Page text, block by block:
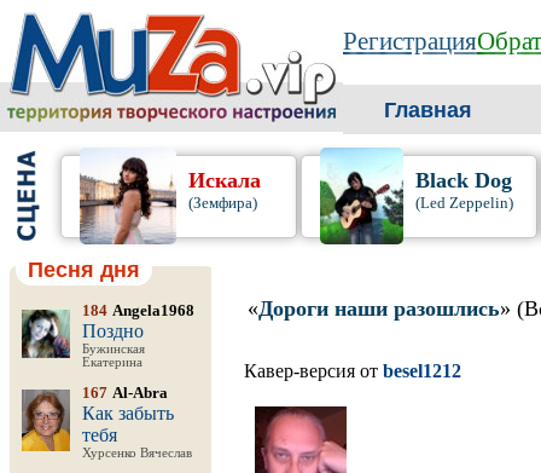
Регистрация
Главная
Искала
(Земфира)
Black Dog
(Led Zeppelin)
Песня дня
184 Angela1968
Поздно
Бужинская
Екатерина
167 Al-Abra
Как забыть
тебя
Хурсенко Вячеслав
«Дороги наши разошлись»
Кавер-версия от besel1212